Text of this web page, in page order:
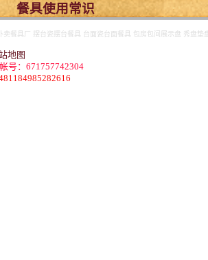
餐具使用常识 .
餐具厂 摆台瓷摆台餐具 台面瓷台面餐具 包房包间展示盘 秀盘垫盘
地图
号：671757742304